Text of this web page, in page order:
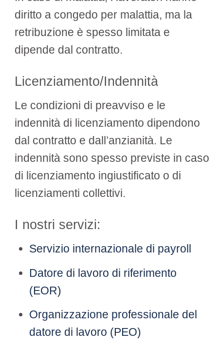
diritto a congedo per malattia, ma la
retribuzione è spesso limitata e
dipende dal contratto.
Licenziamento/Indennità
Le condizioni di preavviso e le
indennità di licenziamento dipendono
dal contratto e dall’anzianità. Le
indennità sono spesso previste in caso
di licenziamento ingiustificato o di
licenziamenti collettivi.
I nostri servizi:
Servizio internazionale di payroll
Datore di lavoro di riferimento
(EOR)
Organizzazione professionale del
datore di lavoro (PEO)